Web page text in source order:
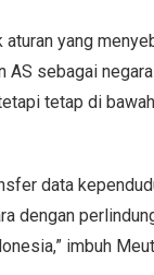
yang
AS sebagai
tetap di
data
dengan
imbuh